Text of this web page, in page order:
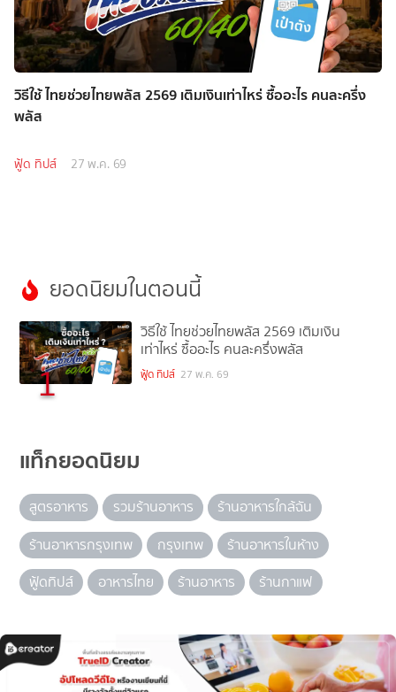
วิธีใช้ ไทยช่วยไทยพลัส 2569 เติมเงินเท่าไหร่ ซื้ออะไร คนละครึ่ง
พลัส
ฟู้ด ทิปส์ 27 พ.ค. 69
ยอดนิยมในตอนนี้
1
วิธีใช้ ไทยช่วยไทยพลัส 2569 เติมเงิน
เท่าไหร่ ซื้ออะไร คนละครึ่งพลัส
ฟู้ด ทิปส์ 27 พ.ค. 69
แท็กยอดนิยม
สูตรอาหาร รวมร้านอาหาร
ร้านอาหารใกล้ฉัน
ร้านอาหารกรุงเทพ
กรุงเทพ
ร้านอาหารในห้าง
ฟู้ดทิปส์
อาหารไทย ร้านอาหาร ร้านกาแฟ